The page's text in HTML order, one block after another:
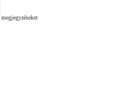
megjegyzéseket